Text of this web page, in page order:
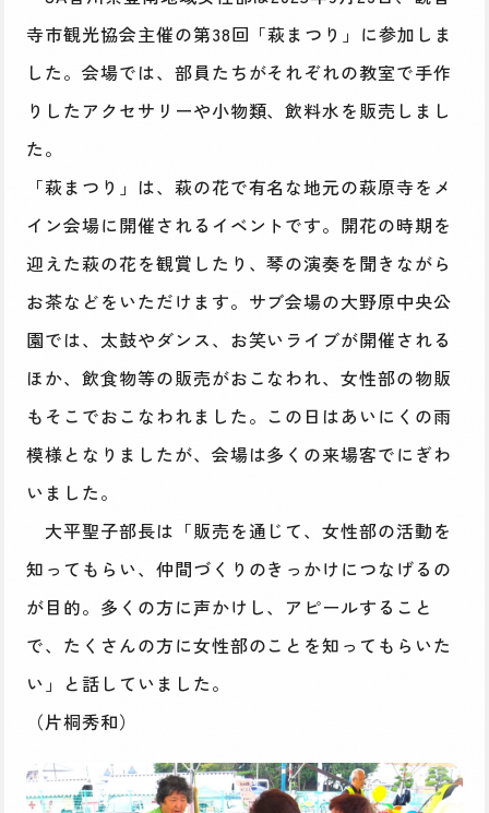
寺市観光協会主催の第38回「萩まつり」に参加しま
した。会場では、部員たちがそれぞれの教室で手作
りしたアクセサリーや小物類、飲料水を販売しまし
た。
「萩まつり」は、萩の花で有名な地元の萩原寺をメ
イン会場に開催されるイベントです。開花の時期を
迎えた萩の花を観賞したり、琴の演奏を聞きながら
お茶などをいただけます。サブ会場の大野原中央公
園では、太鼓やダンス、お笑いライブが開催される
ほか、飲食物等の販売がおこなわれ、女性部の物販
もそこでおこなわれました。この日はあいにくの雨
模様となりましたが、会場は多くの来場客でにぎわ
いました。
大平聖子部長は「販売を通じて、女性部の活動を
知ってもらい、仲間づくりのきっかけにつなげるの
が目的。多くの方に声かけし、アピールすること
で、たくさんの方に女性部のことを知ってもらいた
い」と話していました。
（片桐秀和）